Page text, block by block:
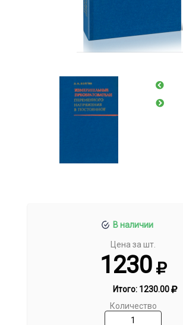
В наличии
Цена за шт.
1230
Итого: 1230.00
Количество